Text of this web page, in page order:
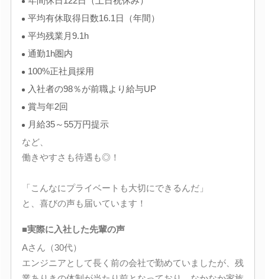
平均有休取得日数16.1日（年間）
平均残業月9.1h
通勤1h圏内
100%正社員採用
入社者の98％が前職より給与UP
賞与年2回
月給35～55万円提示
など、
働きやすさも待遇も◎！
「こんなにプライベートも大切にできるんだ」
と、喜びの声も届いています！
■実際に入社した先輩の声
Aさん（30代）
エンジニアとして長く前の会社で勤めていましたが、残